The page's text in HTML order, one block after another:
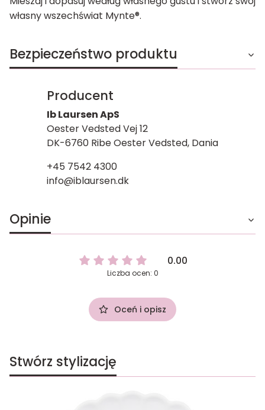
własny wszechświat Mynte®.
Bezpieczeństwo produktu
Producent
Ib Laursen ApS
Oester Vedsted Vej 12
DK-6760 Ribe Oester Vedsted, Dania
+45 7542 4300
info@iblaursen.dk
Opinie
0.00
Liczba ocen: 0
Oceń i opisz
Stwórz stylizację